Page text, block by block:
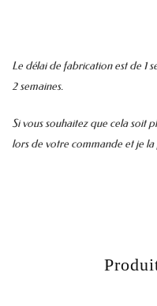
Le délai de fabrication est de 1
2 semaines.
Si vous souhaitez que cela soit
lors de votre commande et je